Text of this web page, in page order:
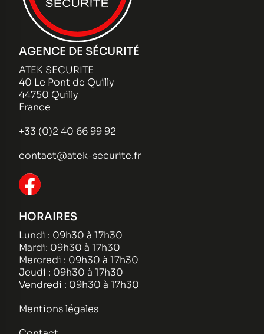
AGENCE DE SÉCURITÉ
ATEK SECURITE
40 Le Pont de Quilly
44750 Quilly
France
+33 (0)2 40 66 99 92
contact@atek-securite.fr
HORAIRES
Lundi : 09h30 à 17h30
Mardi: 09h30 à 17h30
Mercredi : 09h30 à 17h30
Jeudi : 09h30 à 17h30
Vendredi : 09h30 à 17h30
Mentions légales